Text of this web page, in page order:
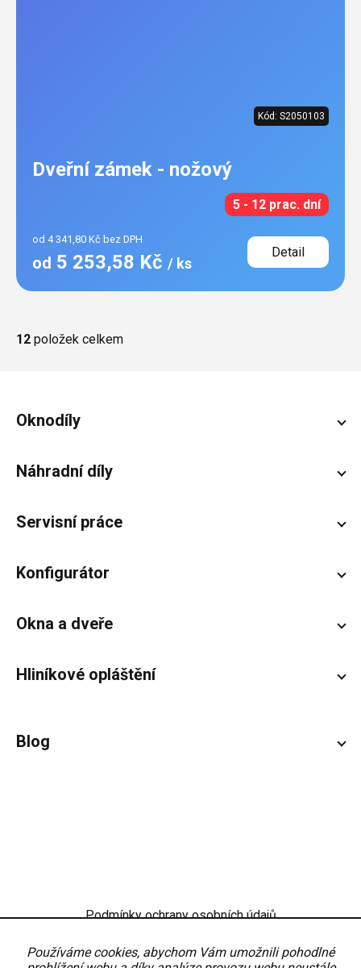
Používáme cookies, abychom Vám umožnili pohodlné
Kód: S2050103
Dveřní zámek - nožový
5 - 12 prac. dní
od 4 341,80 Kč bez DPH
od 5 253,58 Kč / ks
Detail
Ovládací
12 položek celkem
Zápatí
Oknodíly
Náhradní díly
Servisní práce
Konfigurátor
Okna a dveře
Hliníkové opláštění
Blog
Podmínky ochrany osobních údajů
Nastavení